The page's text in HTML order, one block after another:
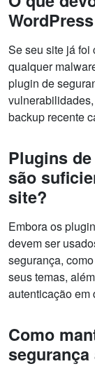
Se seu site já foi
qualquer
plugin de
backup recente
Plugins
são
site?
Embora os
devem ser
segurança,
seus temas,
autenticação em
Como